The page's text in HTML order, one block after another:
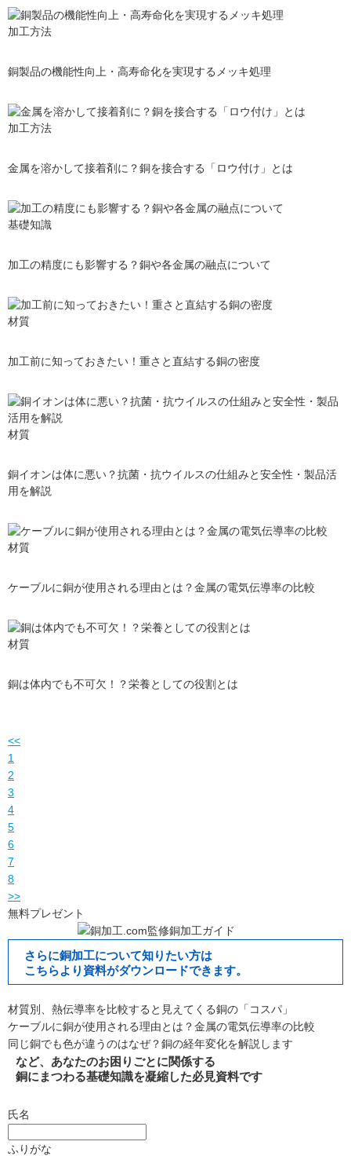
加工方法
銅製品の機能性向上・高寿命化を実現するメッキ処理
加工方法
金属を溶かして接着剤に？銅を接合する「ロウ付け」とは
基礎知識
加工の精度にも影響する？銅や各金属の融点について
材質
加工前に知っておきたい！重さと直結する銅の密度
材質
銅イオンは体に悪い？抗菌・抗ウイルスの仕組みと安全性・製品活
用を解説
材質
ケーブルに銅が使用される理由とは？金属の電気伝導率の比較
材質
銅は体内でも不可欠！？栄養としての役割とは
<<
1
2
3
4
5
6
7
8
>>
無料プレゼント
さらに銅加工について知りたい方は
こちらより資料がダウンロードできます。
材質別、熱伝導率を比較すると見えてくる銅の「コスパ」
ケーブルに銅が使用される理由とは？金属の電気伝導率の比較
同じ銅でも色が違うのはなぜ？銅の経年変化を解説します
など、あなたのお困りごとに関係する
銅にまつわる基礎知識を凝縮した必見資料です
氏名
ふりがな